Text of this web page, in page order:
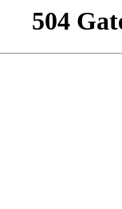
504